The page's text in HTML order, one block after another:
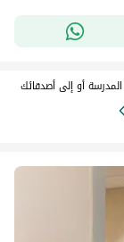
أو إلى أصدقائك